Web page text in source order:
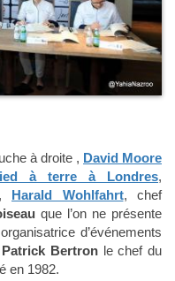
à droite , David Moore
à terre à Londres,
Harald Wohlfahrt, chef
que l’on ne présente
d’événements
Patrick Bertronle chef du
en 1982.